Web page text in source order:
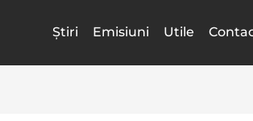
Știri Emisiuni Utile